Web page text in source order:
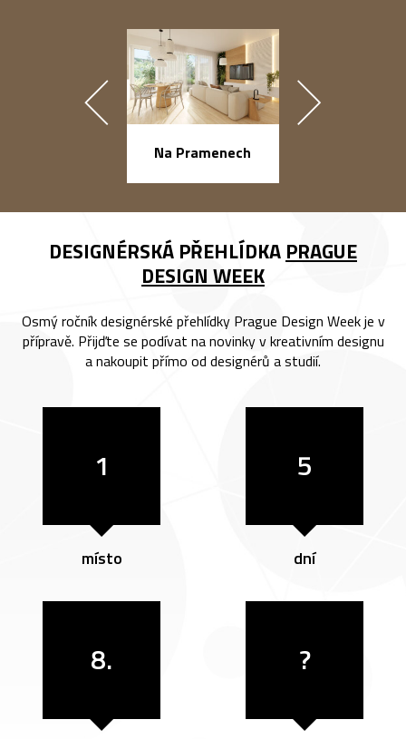
Na Pramenech
DESIGNÉRSKÁ PŘEHLÍDKA PRAGUE
DESIGN WEEK
Osmý ročník designérské přehlídky Prague Design Week je v
přípravě. Přijďte se podívat na novinky v kreativním designu
a nakoupit přímo od designérů a studií.
1
místo
5
dní
8. ?